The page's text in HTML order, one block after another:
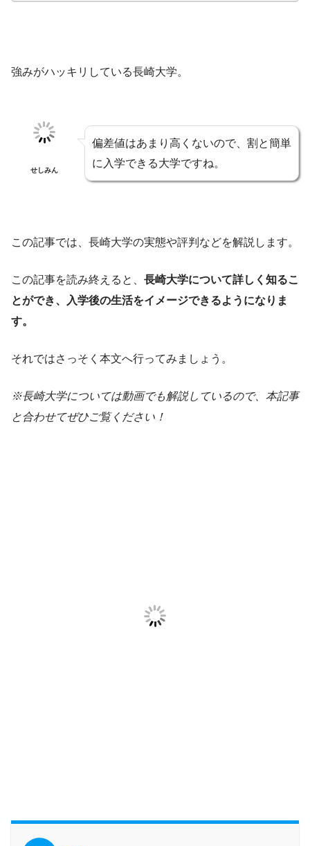
強みがハッキリしている長崎大学。
せしみん
偏差値はあまり高くないので、割と簡単
に入学できる大学ですね。
この記事では、長崎大学の実態や評判などを解説します。
この記事を読み終えると、 長崎大学について詳しく知るこ
とができ、入学後の生活をイメージできるようになりま
す。
それではさっそく本文へ行ってみましょう。
※長崎大学については動画でも解説しているので、本記事
と合わせてぜひご覧ください！